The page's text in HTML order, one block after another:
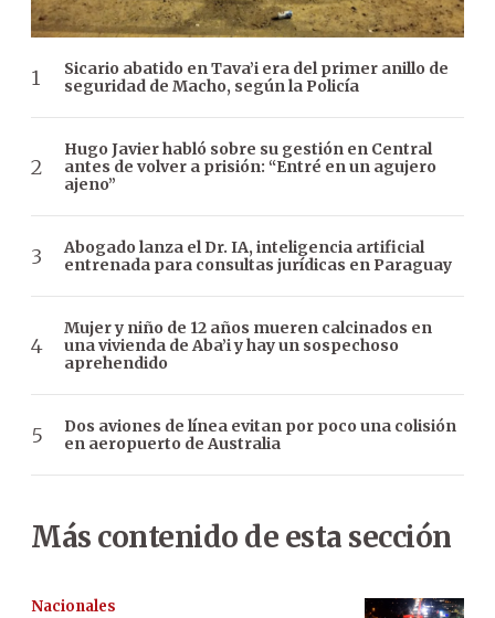
Sicario abatido en Tava’i era del primer anillo de
seguridad de Macho, según la Policía
Hugo Javier habló sobre su gestión en Central
antes de volver a prisión: “Entré en un agujero
ajeno”
Abogado lanza el Dr. IA, inteligencia artificial
entrenada para consultas jurídicas en Paraguay
Mujer y niño de 12 años mueren calcinados en
una vivienda de Aba’i y hay un sospechoso
aprehendido
Dos aviones de línea evitan por poco una colisión
en aeropuerto de Australia
Más contenido de esta sección
Nacionales